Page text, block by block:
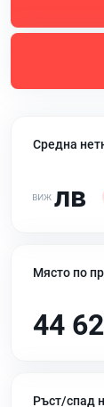
Средна
лв
Място по
44
Ръст/спад